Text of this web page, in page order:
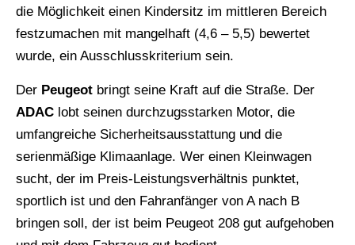
die Möglichkeit einen Kindersitz im mittleren Bereich
festzumachen mit mangelhaft (4,6 – 5,5) bewertet
wurde, ein Ausschlusskriterium sein.
Der Peugeot bringt seine Kraft auf die Straße. Der
ADAC lobt seinen durchzugsstarken Motor, die
umfangreiche Sicherheitsausstattung und die
serienmäßige Klimaanlage. Wer einen Kleinwagen
sucht, der im Preis-Leistungsverhältnis punktet,
sportlich ist und den Fahranfänger von A nach B
bringen soll, der ist beim Peugeot 208 gut aufgehoben